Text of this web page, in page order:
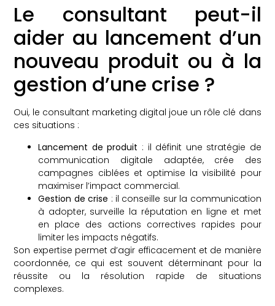
Le consultant peut-il
aider au lancement d’un
nouveau produit ou à la
gestion d’une crise ?
Oui, le consultant marketing digital joue un rôle clé dans
ces situations :
Lancement de produit : il définit une stratégie de
communication digitale adaptée, crée des
campagnes ciblées et optimise la visibilité pour
maximiser l’impact commercial.
Gestion de crise : il conseille sur la communication
à adopter, surveille la réputation en ligne et met
en place des actions correctives rapides pour
limiter les impacts négatifs.
Son expertise permet d’agir efficacement et de manière
coordonnée, ce qui est souvent déterminant pour la
réussite ou la résolution rapide de situations
complexes.